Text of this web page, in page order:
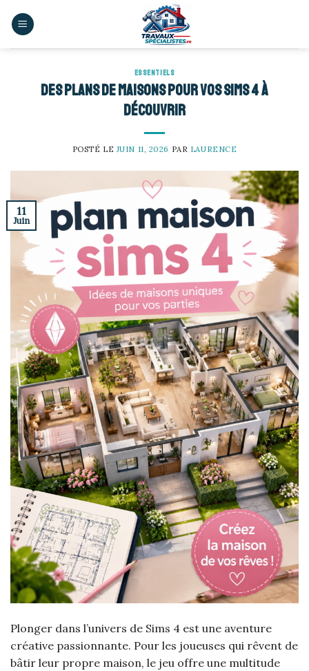
ESSENTIELS
Des plans de maisons pour vos Sims 4 à
découvrir
POSTÉ LE JUIN 11, 2026 PAR LAURENCE
11
Juin
Plonger dans l’univers de Sims 4 est une aventure
créative passionnante. Pour les joueuses qui rêvent de
bâtir leur propre maison, le jeu offre une multitude